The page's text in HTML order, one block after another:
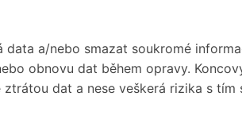
a/nebo smazat soukromé
obnovu dat během opravy.
dat a nese veškerá rizika s tím